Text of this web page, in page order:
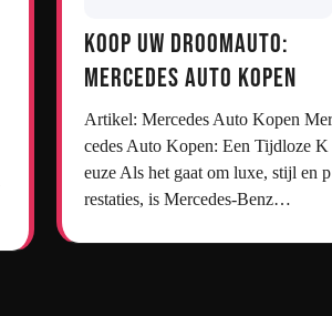
Koop uw droomauto:
Mercedes auto kopen
Artikel: Mercedes Auto Kopen Mer
cedes Auto Kopen: Een Tijdloze K
euze Als het gaat om luxe, stijl en p
restaties, is Mercedes-Benz…